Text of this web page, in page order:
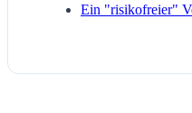
Ein "risikofreier"